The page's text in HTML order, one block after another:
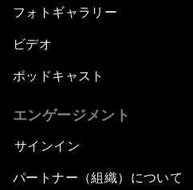
Pioneering the Sharing
Co-Chair Roundtable:
Reform
Issue Briefing: European
フォトギャラリー
ビデオ
ポッドキャスト
エンゲージメント
サインイン
パートナー（組織）について